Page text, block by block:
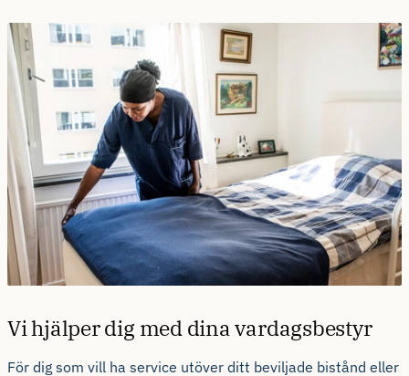
Vi hjälper dig med dina vardagsbestyr
För dig som vill ha service utöver ditt beviljade bistånd eller